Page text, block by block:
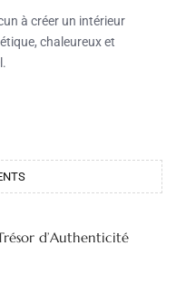
à créer un intérieur
chaleureux et
d’Authenticité